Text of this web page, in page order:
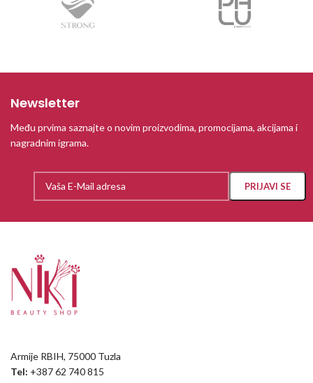
Newsletter
Među prvima saznajte o novim proizvodima, promocijama, akcijama i
nagradnim igrama.
Armije RBIH, 75000 Tuzla
Tel: +387 62 740 815